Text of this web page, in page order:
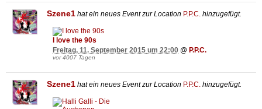
Szene1 hat ein neues Event zur Location P.P.C. hinzugefügt.
I love the 90s
Freitag, 11. September 2015 um 22:00 @ P.P.C.
vor 4007 Tagen
Szene1 hat ein neues Event zur Location P.P.C. hinzugefügt.